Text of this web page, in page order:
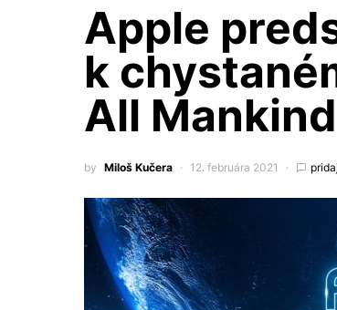
Apple
k
All Mankind
by Miloš Kučera 12. februára 2021